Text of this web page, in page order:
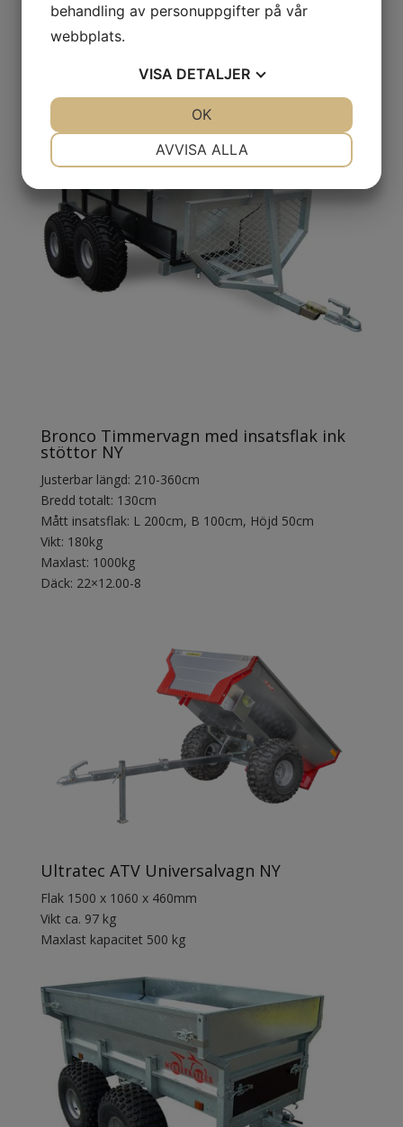
Övrigt
Bronco Timmervagn med insatsflak ink
stöttor NY
Justerbar längd: 210-360cm
Bredd totalt: 130cm
Mått insatsflak: L 200cm, B 100cm, Höjd 50cm
Vikt: 180kg
Maxlast: 1000kg
Däck: 22×12.00-8
Ultratec ATV Universalvagn NY
Flak 1500 x 1060 x 460mm
Vikt ca. 97 kg
Maxlast kapacitet 500 kg
behandling av personuppgifter på vår
webbplats.
VISA DETALJER
MARKNADSFÖRING STATISTIK
AVVISA ALLA
OK